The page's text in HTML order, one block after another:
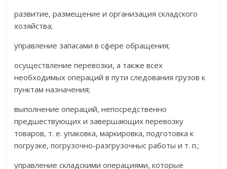
развитие, размещение и организация складского
хозяйства;
управление запасами в сфере обращения;
осуществление перевозки, а также всех
необходимых операций в пути следования грузов к
пунктам назначения;
выполнение операций, непосредственно
предшествующих и завершающих перевозку
товаров, т. е. упаковка, маркировка, подготовка к
погрузке, погрузочно-разгрузочныс работы и т. п.;
управление складскими операциями, которые